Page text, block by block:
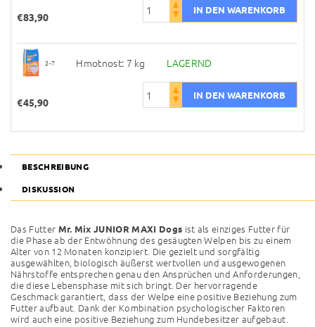
€83,90
2-7 Hmotnost: 7 kg LAGERND
€45,90
BESCHREIBUNG
DISKUSSION
Das Futter Mr. Mix JUNIOR MAXI Dogs ist als einziges Futter für
die Phase ab der Entwöhnung des gesäugten Welpen bis zu einem
Alter von 12 Monaten konzipiert. Die gezielt und sorgfältig
ausgewählten, biologisch äußerst wertvollen und ausgewogenen
Nährstoffe entsprechen genau den Ansprüchen und Anforderungen,
die diese Lebensphase mit sich bringt. Der hervorragende
Geschmack garantiert, dass der Welpe eine positive Beziehung zum
Futter aufbaut. Dank der Kombination psychologischer Faktoren
wird auch eine positive Beziehung zum Hundebesitzer aufgebaut.